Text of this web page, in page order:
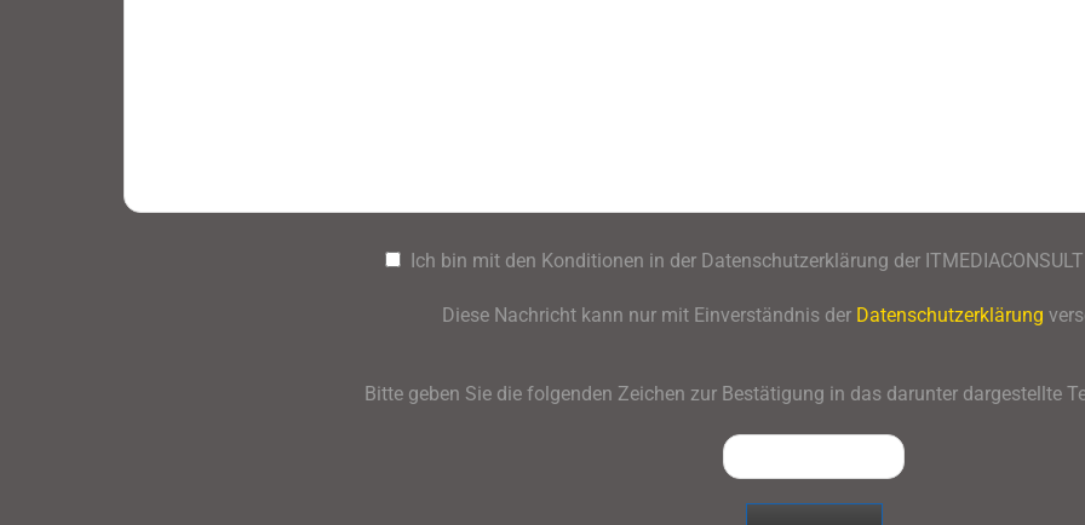
Ich bin mit den Konditionen in der Datenschutzerklärung der
Diese Nachricht kann nur mit Einverständnis der Datenschutzerklärung
Bitte geben Sie die folgenden Zeichen zur Bestätigung in das darunter dargestellte